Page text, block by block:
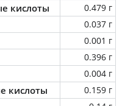
кислоты
0.479 г
0.037 г
0.001 г
0.396 г
0.004 г
кислоты
0.159 г